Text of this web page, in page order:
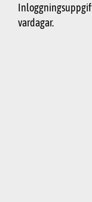
vardagar.